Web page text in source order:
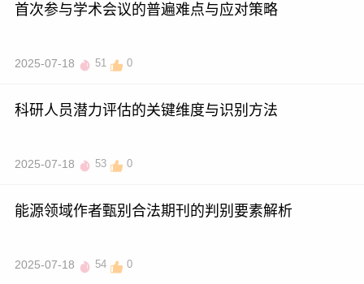
首次参与学术会议的普遍难点与应对策略
2025-07-18 51 0
科研人员潜力评估的关键维度与识别方法
2025-07-18 53 0
能源领域作者甄别合法期刊的判别要素解析
2025-07-18 54 0